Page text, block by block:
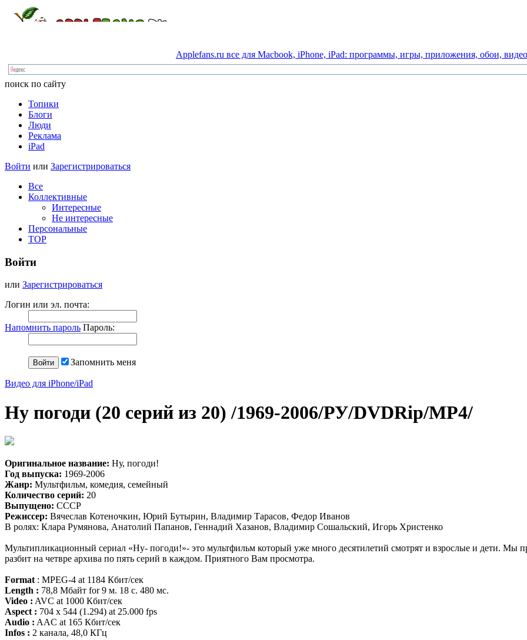
Applefans.ru все для Macbook, iPhone, iPad: программы, игры, приложения, обои, видео
поиск по сайту
Топики
Блоги
Люди
Реклама
iPad
Войти или Зарегистрироваться
Все
Коллективные
Интересные
Не интересные
Персональные
TOP
Войти
или Зарегистрироваться
Логин или эл. почта:
Напомнить пароль Пароль:
Запомнить меня
Видео для iPhone/iPad
Ну погоди (20 серий из 20) /1969-2006/РУ/DVDRip/MP4/
Оригинальное название: Ну, погоди!
Год выпуска: 1969-2006
Жанр: Мультфильм, комедия, семейный
Количество серий: 20
Выпущено: СССР
Режиссер: Вячеслав Котеночкин, Юрий Бутырин, Владимир Тарасов, Федор Иванов
В ролях: Клара Румянова, Анатолий Папанов, Геннадий Хазанов, Владимир Сошальский, Игорь Христенко
Мультипликационный сериал «Ну- погоди!»- это мультфильм который уже много десятилетий смотрят и взрослые и дети.
разбит на четвре архива по пять серий в каждом. Приятного Вам просмотра.
Format : MPEG-4 at 1184 Кбит/сек
Length : 78,8 Мбайт for 9 м. 18 с. 480 мс.
Video : AVC at 1000 Кбит/сек
Aspect : 704 x 544 (1.294) at 25.000 fps
Audio : AAC at 165 Кбит/сек
Infos : 2 канала, 48,0 КГц